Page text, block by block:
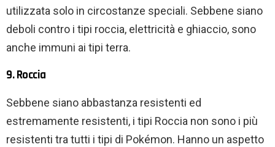
utilizzata solo in circostanze speciali. Sebbene siano
deboli contro i tipi roccia, elettricità e ghiaccio, sono
anche immuni ai tipi terra.
9. Roccia
Sebbene siano abbastanza resistenti ed
estremamente resistenti, i tipi Roccia non sono i più
resistenti tra tutti i tipi di Pokémon. Hanno un aspetto